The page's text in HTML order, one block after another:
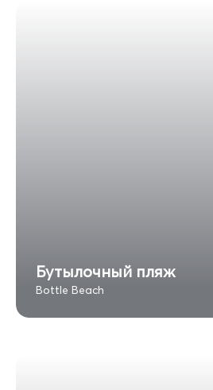
Бутылочный пляж
Bottle Beach